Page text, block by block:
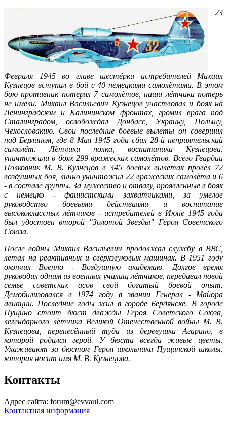
23
Февраля 1945 во главе шестёрки истребителей Михаил
Кузнецов вступил в бой с 40 немецкими самолётами. В этом
бою противник потерял 7 самолётов, наши лётчики потерь
не имели. Михаил Васильевич Кузнецов участвовал и боях на
Ленинградском и Калининском фронтах, громил врага под
Сталинградом, освобождал Донбасс, Украину, Польшу,
Чехословакию. Свои последние боевые вылеты он совершил
над Берлином, где 8 Мая 1945 года сбил 28-й неприятельский
самолёт. Лётчики полка, воспитаники Кузнецова,
уничтожили в боях 299 вражеских самолётов. Всего Гвардии
Полковник М. В. Кузнецов в 345 боевых вылетах провёл 72
воздушных боя, лично уничтожил 22 вражеских самолёта и 6
- в составе группы. За мужество и отвагу, проявленные в боях
с немецко - фашистскими захватчиками, за умелое
руководство боевыми действиями и воспитание
высококлассных лётчиков - истребителей в Июне 1945 года
был удостоен второй "Золотой Звезды" Героя Советского
Союза.
После войны Михаил Васильевич продолжал службу в ВВС,
летал на реактивных и сверхзвуковых машинах. В 1951 году
окончил Военно - Воздушную академию. Долгое время
руководил одним из военных училищ лётчиков, передавал новой
семье советских асов свой богатый боевой опыт.
Демобилизовался в 1974 году в звании Генерал - Майора
авиации. Последние годы жил в городе Бердянске. В городе
Пущино стоит бюст дважды Героя Советского Союза,
легендарного лётчика Великой Отечественной войны М. В.
Кузнецова, перенесённый туда из деревушки Агарино, в
которой родился герой. У бюста всегда живые цветы.
Ухаживают за бюстом Героя школьники Пущинской школы,
которая носит имя М. В. Кузнецова.
Контакты
Адрес сайта: forum@evvaul.com
Контактная информация